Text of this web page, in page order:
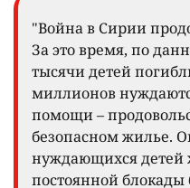
"Война в Сирии
За это время, по
тысячи детей
миллионов
помощи –
безопасном жилье.
нуждающихся детей
постоянной блокады